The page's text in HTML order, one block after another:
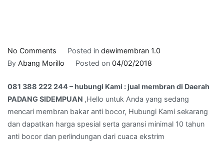
No Comments
081
222
244
–
hubungi
Kami
Posted in dewimembran 1.0
By Abang Morillo Posted on 04/02/2018
081 388 222 244 – hubungi Kami : jual membran di Daerah
PADANG SIDEMPUAN ,Hello untuk Anda yang sedang
mencari membran bakar anti bocor, Hubungi Kami sekarang
dan dapatkan harga spesial serta garansi minimal 10 tahun
anti bocor dan perlindungan dari cuaca ekstrim